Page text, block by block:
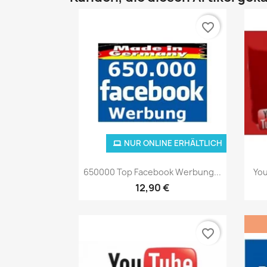
Vorschau
650000 Top Facebook Werbung...
12,90 €
NUR ONLINE ERHÄLTLICH
favorite_border
favorite_border